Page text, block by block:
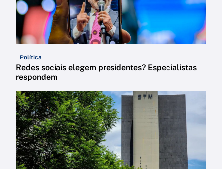
Política
Redes sociais elegem presidentes? Especialistas
respondem